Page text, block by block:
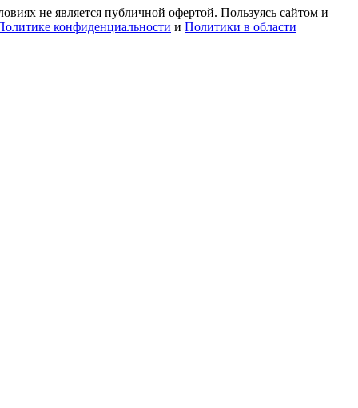
не является публичной офертой. Пользуясь сайтом и
конфиденциальности и Политики в области